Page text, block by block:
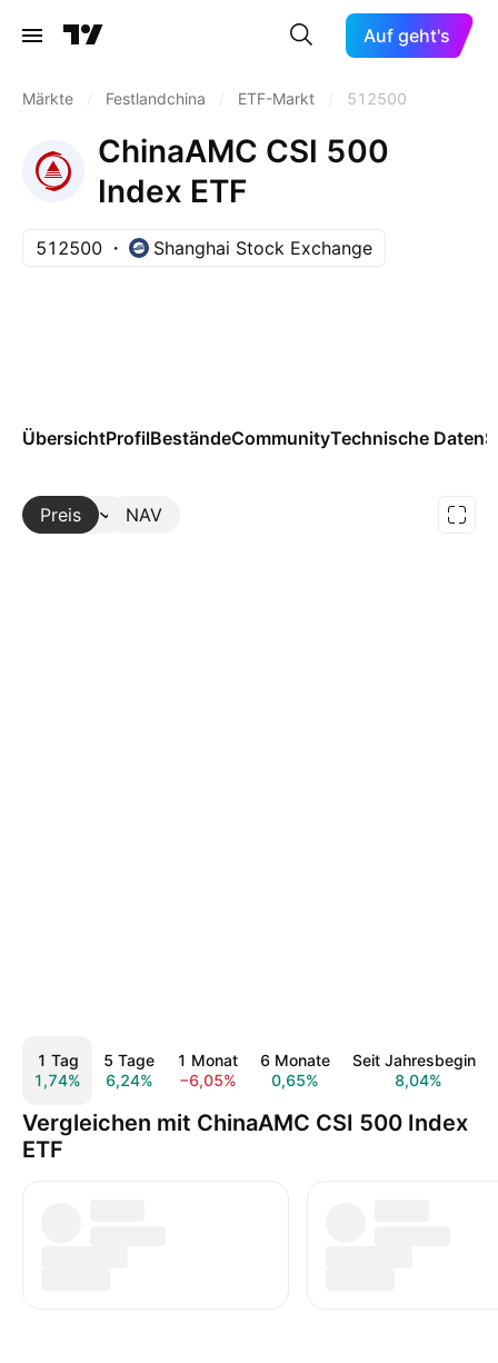
Auf geht's
Märkte Festlandchina ETF-Markt 512500
ChinaAMC CSI 500
Index ETF
512500 Shanghai Stock Exchange
ÜbersichtProfilBeständeCommunityTechnische Daten
Preis NAV
Mehr
1 Tag
1,74%
5 Tage
6,24%
1 Monat
−6,05%
6 Monate
0,65%
Seit Jahresbeginn
8,04%
Vergleichen mit ChinaAMC CSI 500 Index
ETF